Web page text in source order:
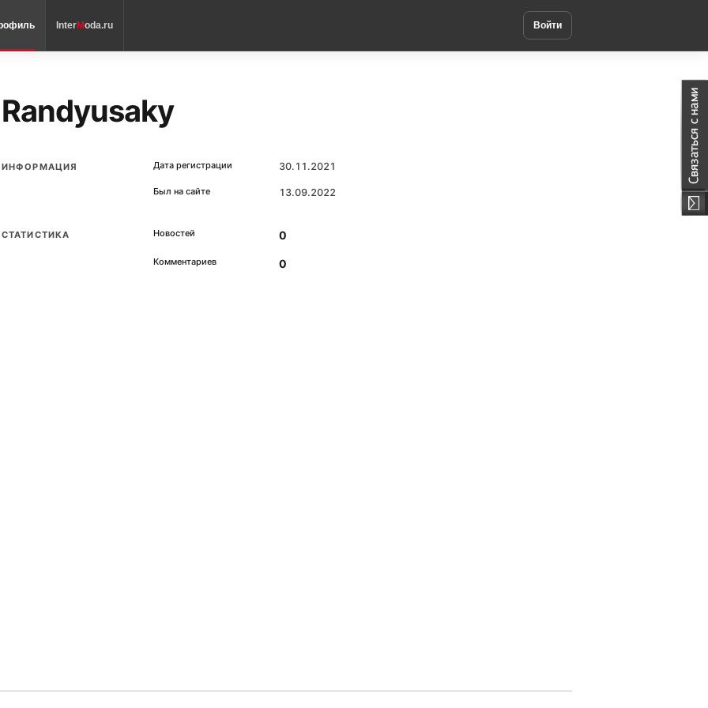
InterModa.ru Войти
Randyusaky
ИНФОРМАЦИЯ Дата регистрации 30.11.2021
Был на сайте 13.09.2022
СТАТИСТИКА Новостей 0
Комментариев 0